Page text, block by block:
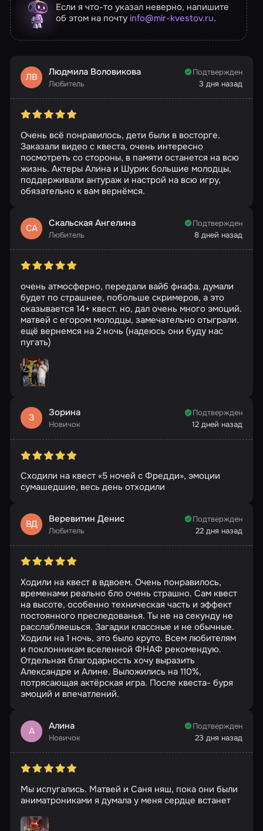
Если я что-то указал неверно, напишите
об этом на почту info@mir-kvestov.ru.
ЛВ Людмила Воловикова
Любитель
Подтвержден
3 дня назад
Очень всё понравилось, дети были в восторге.
Заказали видео с квеста, очень интересно
посмотреть со стороны, в памяти останется на всю
жизнь. Актеры Алина и Шурик большие молодцы,
поддерживали антураж и настрой на всю игру,
обязательно к вам вернёмся.
СА Скальская Ангелина
Любитель
Подтвержден
8 дней назад
очень атмосферно, передали вайб фнафа. думали
будет по страшнее, побольше скримеров, а это
оказывается 14+ квест. но, дал очень много эмоций.
матвей с егором молодцы, замечательно отыграли.
ещё вернемся на 2 ночь (надеюсь они буду нас
пугать)
З Зорина
Новичок
Подтвержден
12 дней назад
Сходили на квест «5 ночей с Фредди», эмоции
сумашедшие, весь день отходили
ВД Веревитин Денис
Любитель
Подтвержден
22 дня назад
Ходили на квест в вдвоем. Очень понравилось,
временами реально бло очень страшно. Сам квест
на высоте, особенно техническая часть и эффект
постоянного преследованья. Ты не на секунду не
расслабляешься. Загадки классные и не обычные.
Ходили на 1 ночь, это было круто. Всем любителям
и поклонникам вселенной ФНАФ рекомендую.
Отдельная благодарность хочу выразить
Александре и Алине. Выложились на 110%,
потрясающая актёрская игра. После квеста- буря
эмоций и впечатлений.
А Алина
Новичок
Подтвержден
23 дня назад
Мы испугались. Матвей и Саня няш, пока они были
аниматрониками я думала у меня сердце встанет